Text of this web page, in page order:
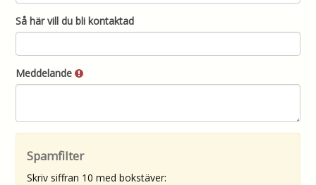
Så här vill du bli kontaktad
Meddelande
Spamfilter
Skriv siffran 10 med bokstäver: